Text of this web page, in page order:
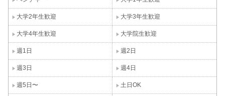
大学2年生歓迎 大学3年生歓迎
大学4年生歓迎 大学院生歓迎
週1日 週2日
週3日 週4日
週5日〜 土日OK